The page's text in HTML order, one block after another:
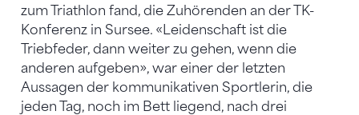
zum Triathlon fand, die Zuhörenden an der TK-
Konferenz in Sursee. «Leidenschaft ist die
Triebfeder, dann weiter zu gehen, wenn die
anderen aufgeben», war einer der letzten
Aussagen der kommunikativen Sportlerin, die
jeden Tag, noch im Bett liegend, nach drei